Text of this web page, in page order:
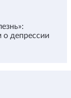
о депрессии